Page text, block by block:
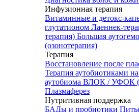
Инфузионная терапия
Витаминные и детокс-
глутатионом Лаеннек-
терапия) Большая
(озонотерапия)
Терапия
Восстановление после
Терапия аутобиотиками
аутобиома ВЛОК / УФОК
Плазмаферез
Нутритивная поддержка
БАДы и пробиотики